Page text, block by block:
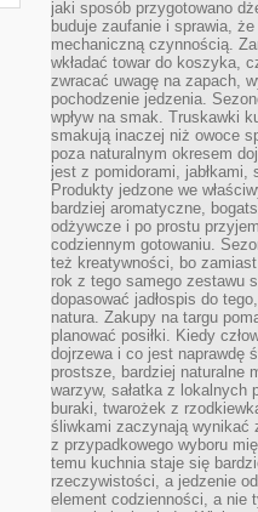
jaki sposób przygotowano
buduje zaufanie i sprawia,
mechaniczną czynnością.
wkładać towar do koszyka,
zwracać uwagę na zapach,
pochodzenie jedzenia.
wpływ na smak. Truskawki
smakują inaczej niż owoce
poza naturalnym okresem
jest z pomidorami, jabłkami,
Produkty jedzone we
bardziej aromatyczne,
odżywcze i po prostu
codziennym gotowaniu.
też kreatywności, bo
rok z tego samego zestawu
dopasować jadłospis do
natura. Zakupy na targu
planować posiłki. Kiedy
dojrzewa i co jest naprawdę
prostsze, bardziej naturalne
warzyw, sałatka z lokalnych
buraki, twarożek z
śliwkami zaczynają wynikać
z przypadkowego wyboru
temu kuchnia staje się
rzeczywistości, a jedzenie
element codzienności, a nie